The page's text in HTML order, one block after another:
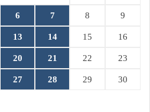
6 7 8 9
13 14 15 16
20 21 22 23
27 28 29
30